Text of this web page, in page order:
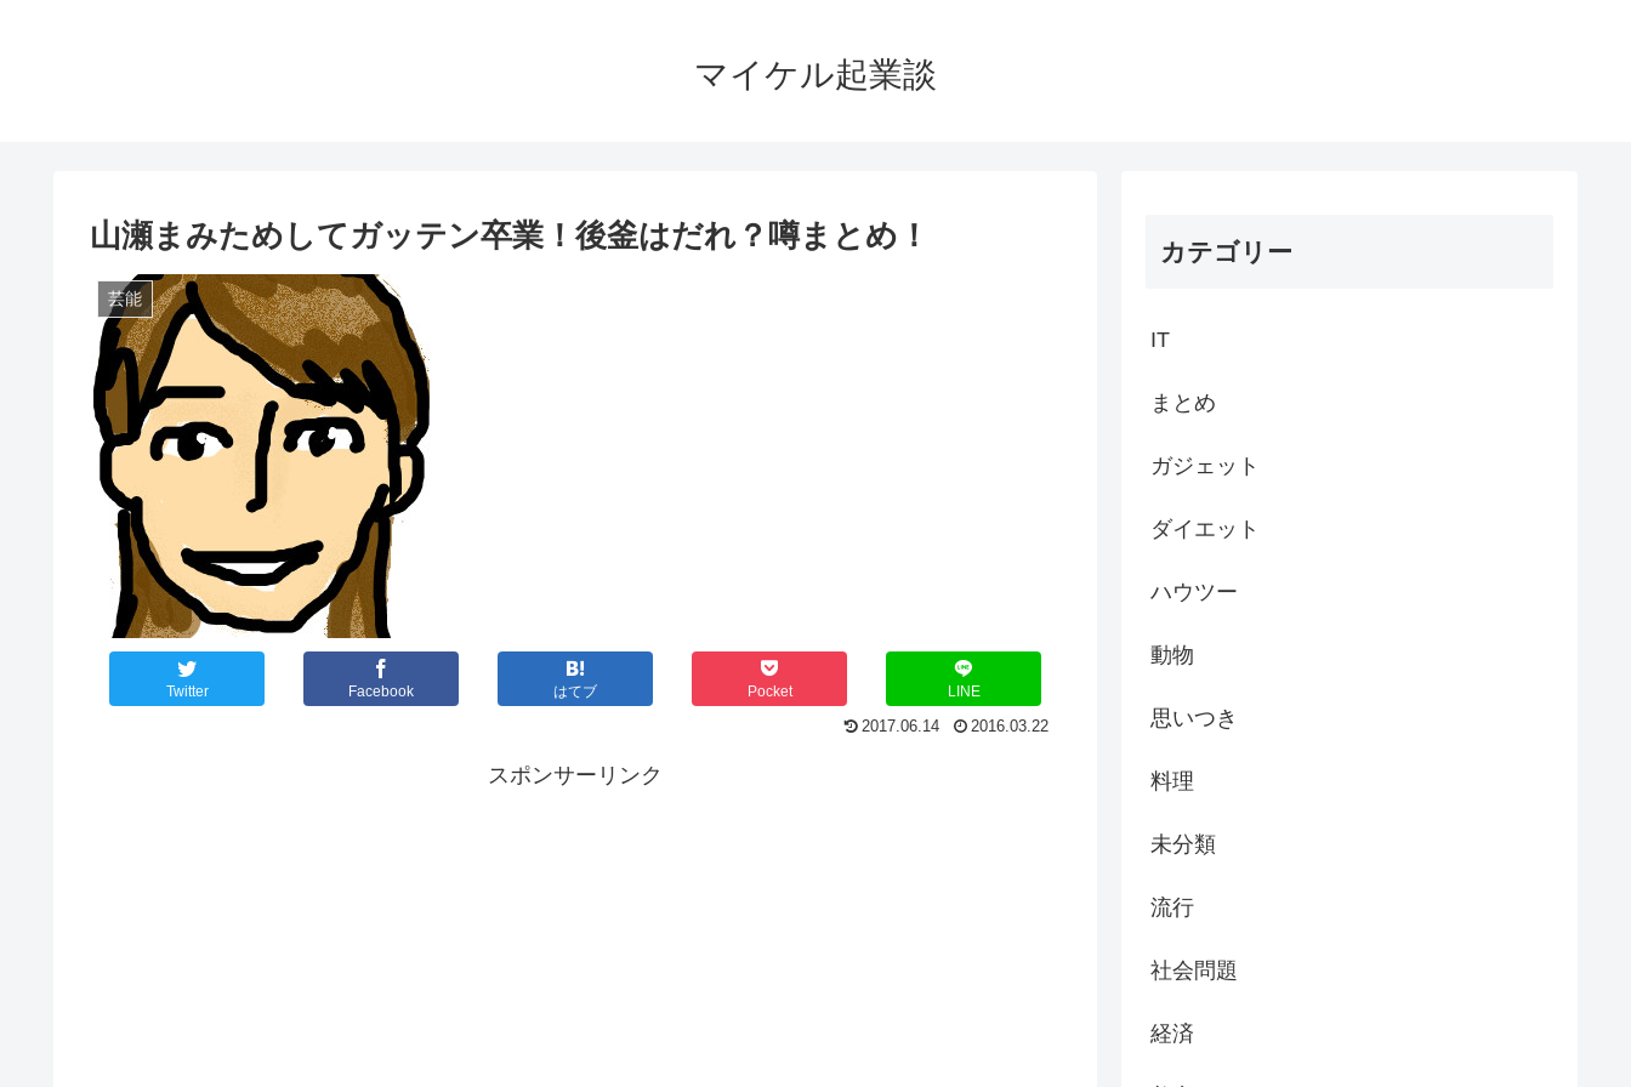
マイケル起業談
山瀬まみためしてガッテン卒業！後釜はだれ？噂まとめ！
芸能
Twitter Facebook はてブ Pocket LINE
2017.06.14 2016.03.22
スポンサーリンク
カテゴリー
IT
まとめ
ガジェット
ダイエット
ハウツー
動物
思いつき
料理
未分類
流行
社会問題
経済